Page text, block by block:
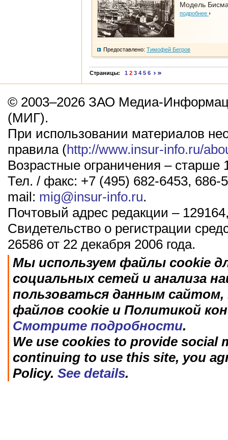
Модель
подробнее
Предоставлено: Тимофей Бегров
Страницы: 1 2 3 4 5 6
© 2003–2026 ЗАО Медиа-
(МИГ).
При использовании материалов
правила (http://www.insur-info.ru/
Возрастные ограничения – старше
Тел. / факс: +7 (495) 682-6453, 686-
mail: mig@insur-info.ru.
Почтовый адрес редакции –
Свидетельство о регистрации
26586 от 22 декабря 2006 года.
Мы используем файлы cookie
социальных сетей и анализа
пользоваться данным
файлов cookie и Политикой
Смотрите подробности.
We use cookies to provide social
continuing to use this site, you
Policy. See details.